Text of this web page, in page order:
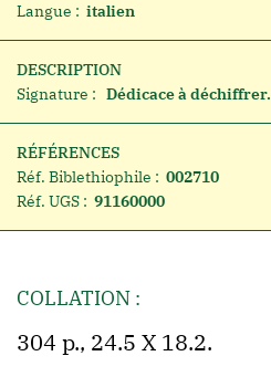
Langue : italien
DESCRIPTION
Signature : Dédicace à déchiffrer.
RÉFÉRENCES
Réf. Biblethiophile : 002710
Réf. UGS : 91160000
COLLATION :
304 p., 24.5 X 18.2.